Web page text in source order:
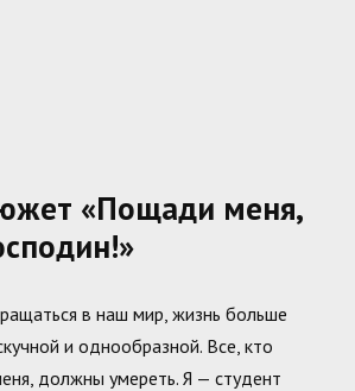
«Пощади меня,
в наш мир, жизнь больше
и однообразной. Все, кто
должны умереть. Я — студент